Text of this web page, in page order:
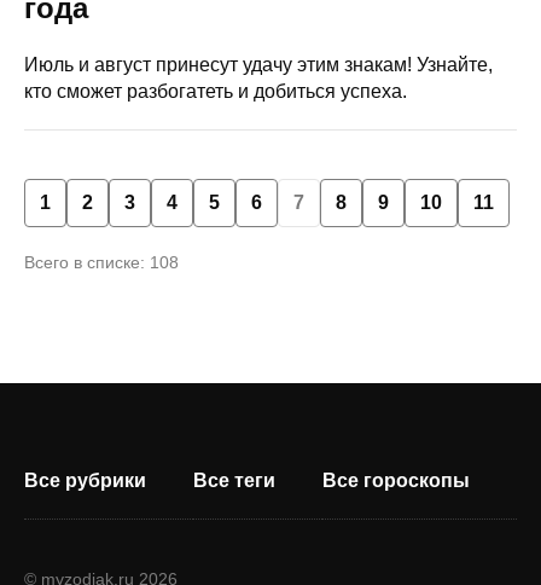
года
Июль и август принесут удачу этим знакам! Узнайте,
кто сможет разбогатеть и добиться успеха.
1 2 3 4 5 6 7 8 9 10 11
Всего в списке: 108
Все рубрики Все теги Все гороскопы
© myzodiak.ru 2026